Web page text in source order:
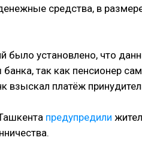
средства, в
было установлено, что
так как пенсионер
взыскал платёж
предупредили